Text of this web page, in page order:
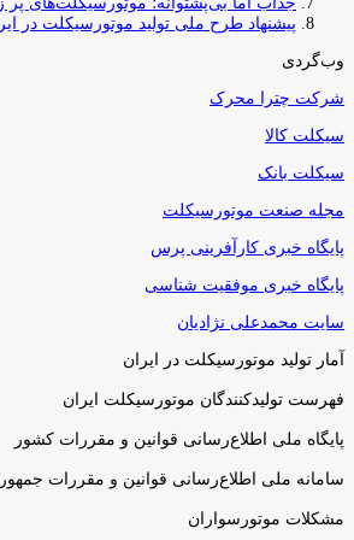
پیشنهاد طرح ملی تولید موتورسیکلت در
وب‌گردی
شرکت چترا محرک
سیکلت کالا
سیکلت بانک
مجله صنعت موتورسیکلت
پایگاه خبری کارآفرینی پرس
پایگاه خبری موفقیت شناسی
سایت محمدعلی نژادیان
آمار تولید موتورسیکلت در ایران
فهرست تولیدکنندگان موتورسیکلت ایران
پایگاه ملی اطلاع‌رسانی قوانین و مقررات کشور
سامانه ملی اطلاع‌رسانی قوانین و مقررات
مشکلات موتورسواران